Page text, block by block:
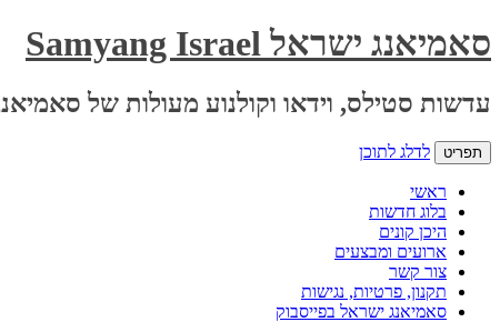
סאמיאנג ישראל Samyang Israel
עדשות סטילס, וידאו וקולנוע מעולות של
תפריט לדלג לתוכן
ראשי
בלוג חדשות
היכן קונים
ארועים ומבצעים
צור קשר
תקנון, פרטיות, נגישות
סאמיאנג ישראל בפייסבוק